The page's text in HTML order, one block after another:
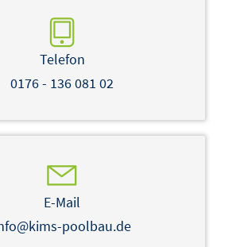
Telefon
0176 - 136 081 02
E-Mail
poolbau.de